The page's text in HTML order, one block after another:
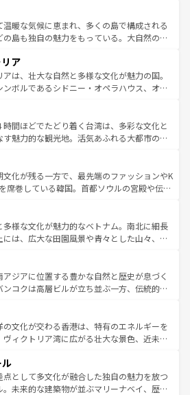
で観光を楽しむこともできる。 なお、新
報はコンテンツ一覧 を参照してほしい。
市は、観光、ショッピング、エンターテイ
まった刺激的なスポットだ。一方、アメリカ
然が広がり、グランドキャニオンやイエロー
リンズでは、音楽と美食が融合した独特の
行者はアメリカの各地域で異なる魅力を楽
その多様性と豊かな歴史を感じることができ
スタイルだ。 なお、新着のアメリカ
ンツ一覧を参照してほしい。
温暖な気候に恵まれ、多くの島で構成される
の島も独自の魅力をもっている。大自然の神
ない。また、定番の観光地といえばオアフ
自然を求めるならマウイ島やカウアイ島が
メラルドグリーンに輝く海をはじめ、豊かな
の心で訪れる人々を迎えてくれるハワイの
いローカルフードやハワイアンミュージッ
フラダンスなど、すべてがハワイの魅力を彩
ほしい。 なお、新着のハワイ情報
一覧を参照してほしい。
ア
は、壮大な自然と多様な文化が魅力の国。
ンボルであるシドニー・オペラハウス、オー
陸中央部にそびえるウルル（エアーズロッ
ニアの美しい原生林やケアンズの熱帯雨林な
がたくさん。また、カフェやワイン、オージ
ビティも充実しており、サーフィンやダイ
キングなど、アウトドア好きにはたまらな
ラリアの多彩な魅力を存分に味わいつくそ
。
時間ほどでたどり着く台湾は、多彩な文化と
す魅力的な観光地。活気あふれる大都市の台
山岳地帯である台湾東部など、都市の喧騒
さが共存しており、訪れる人に新しい発見と
してくれる。また、奥深い台湾の食文化も魅
判のスイーツなど、バラエティ豊かな料理
が味わえる。 なお、新着の台湾情報は コンテンツ一覧を参
。
文化が残る一方で、最先端のファッションやK
席巻している韓国。首都ソウルの宮殿や伝統
延ばせば四季折々の自然美を楽しむことが
て、キムチや焼肉、絶品のストリートフード
まな韓国料理が待っている。夜には、韓国な
ながら、韓国の多彩な魅力を心ゆくまで味
わってみてほしい。 なお、新着の韓国情報はコンテンツ一
ほしい。
多様な文化が魅力的なベトナム。南北に細長
には、広大な田園風景や青々とした山々、世
に伝統が息づく。ハノイの古い町並みやホ
フランス統治時代の建物も、独特の雰囲気を
る。また、バラエティの豊かさとおいしさで
バインミー、ベトナムコーヒーなどは、ぜ
いたい。どの地域を訪れてもあたたかい人々
えてくれるので、きっと忘れられない旅にな
。
アジアに位置する豊かな自然と歴史が息づく
ンコクは高層ビルが立ち並ぶ一方、伝統的な
ている。北部ではチェンマイなどの山岳地
れ合い、南部ではプーケットやクラビの美し
ゾート気分を楽しむことができる。タイ料理
一年中温暖で、どの季節にも異なる楽しみ
。親しみやすいタイの人々、仏教を中心とし
て多様な観光資源が、訪れる旅人を魅了し続
の文化が交わる香港は、特有のエネルギーを
ヴィクトリア湾に広がる壮大な景色、近未来
ても感動するはず。観光スポットが密集し
よく見どころを回れるのも魅力。息をのむよ
文化的な体験まで、香港を存分に楽しみ尽く
点として多文化が融合した独自の魅力を放つ
。未来的な建築物が並ぶマリーナベイ、歴史